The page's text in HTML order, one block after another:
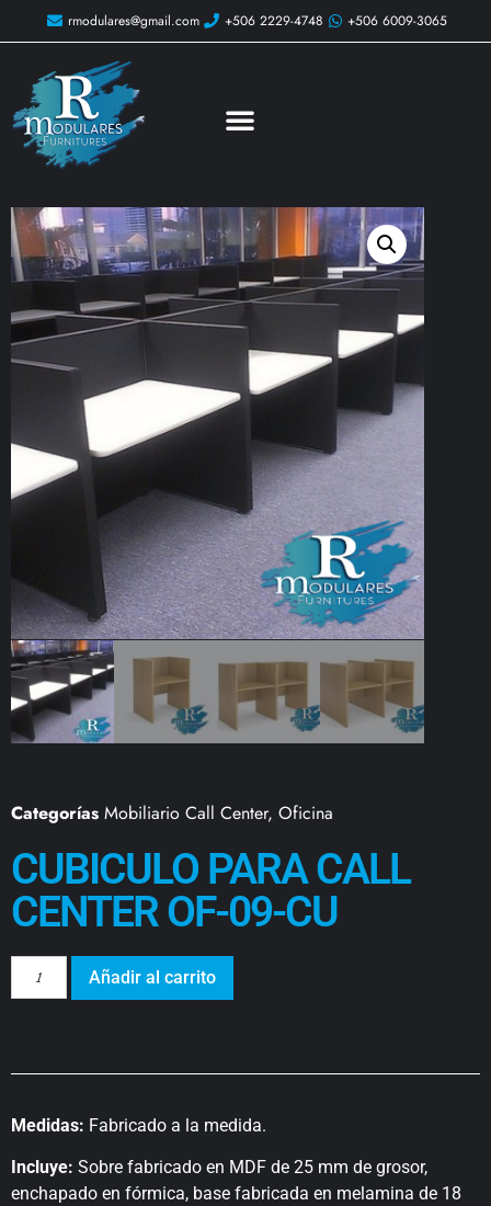
rmodulares@gmail.com +506 2229-4748 +506 6009-3065
Categorías Mobiliario Call Center, Oficina
CUBICULO PARA CALL
CENTER OF-09-CU
Añadir al carrito
Medidas: Fabricado a la medida.
Incluye: Sobre fabricado en MDF de 25 mm de grosor,
enchapado en fórmica, base fabricada en melamina de 18